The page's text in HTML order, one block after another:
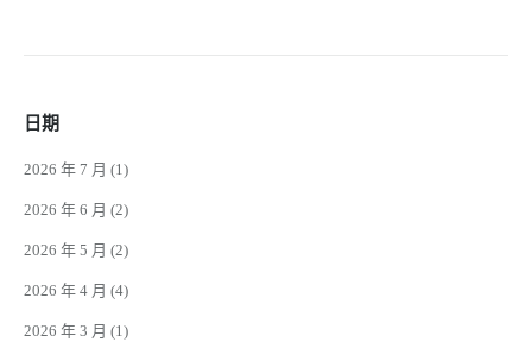
日期
2026 年 7 月 (1)
2026 年 6 月 (2)
2026 年 5 月 (2)
2026 年 4 月 (4)
2026 年 3 月 (1)